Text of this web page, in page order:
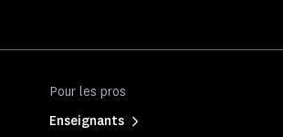
Pour les pros
Enseignants